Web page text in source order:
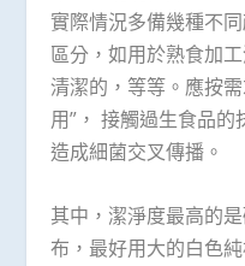
實際情況多備幾種不
區分，如用於熟食加
清潔的，等等。應按
用”， 接觸過生食品
造成細菌交叉傳播。
其中，潔淨度最高的
布，最好用大的白色